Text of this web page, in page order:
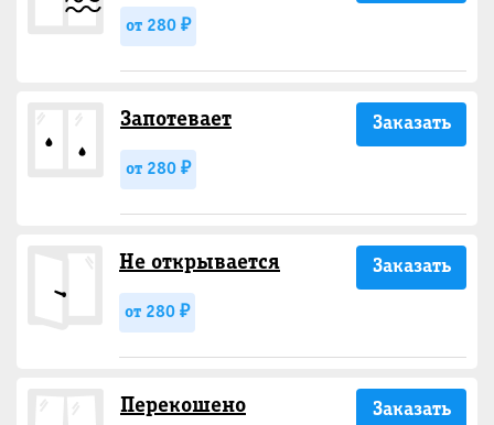
от 280 ₽
Запотевает
от 280 ₽
Заказать
Не открывается
от 280 ₽
Заказать
Перекошено Заказать